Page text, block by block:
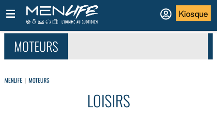
Kiosque
MOTEURS
MENLIFE MOTEURS
LOISIRS